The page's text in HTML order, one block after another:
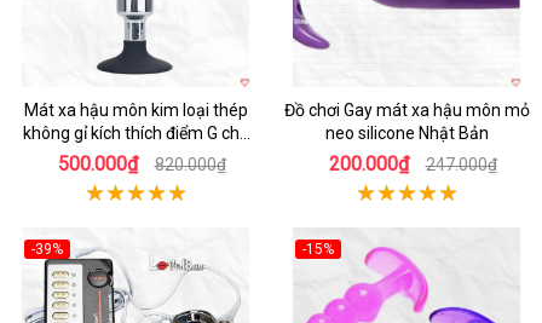
Mát xa hậu môn kim loại thép
không gỉ kích thích điểm G cho
người dùng LGBT
500.000₫ 820.000₫
Đồ chơi Gay mát xa hậu môn mỏ
neo silicone Nhật Bản
200.000₫ 247.000₫
-39%
-15%